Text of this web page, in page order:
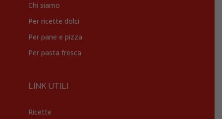
Chi siamo
Per ricette dolci
Per pane e pizza
Per pasta fresca
LINK UTILI
Ricette